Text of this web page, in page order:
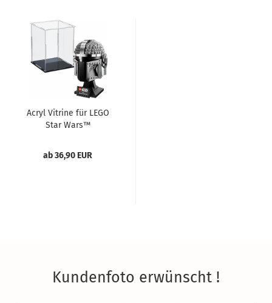
Acryl Vitrine für LEGO
Star Wars™
ab 36,90 EUR
Kundenfoto erwünscht !